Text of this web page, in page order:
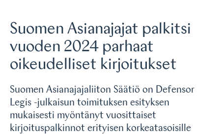
Suomen Asianajajat palkitsi
vuoden 2024 parhaat
oikeudelliset kirjoitukset
Suomen Asianajajaliiton Säätiö on Defensor
Legis -julkaisun toimituksen esityksen
mukaisesti myöntänyt vuosittaiset
kirjoituspalkinnot erityisen korkeatasoisille